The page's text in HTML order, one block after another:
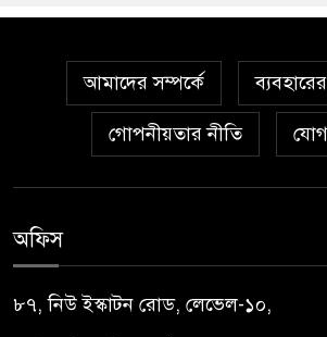
আমাদের সম্পর্কে
গোপনীয়তার নীতি
অফিস
৮৭, নিউ ইস্কাটন রোড, লেভেল-১০,